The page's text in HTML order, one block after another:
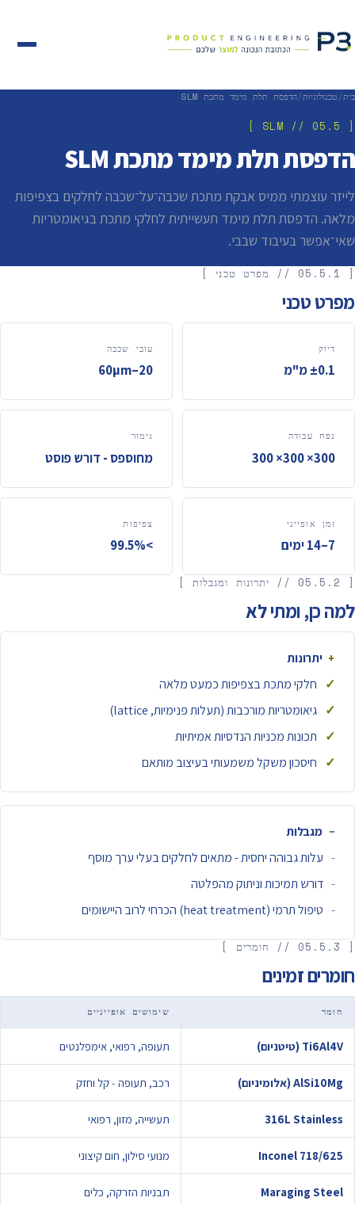
בית/טכנולוגיות/הדפסת תלת מימד מתכת SLM
[ 05.5 // SLM ]
הדפסת תלת מימד מתכת SLM
לייזר עוצמתי ממיס אבקת מתכת שכבה־על־שכבה לחלקים בצפיפות
מלאה. הדפסת תלת מימד תעשייתית לחלקי מתכת בגיאומטריות
שאי־אפשר בעיבוד שבבי.
[ 05.5.1 // מפרט טכני ]
מפרט טכני
דיוק
±0.1 מ"מ
עובי שכבה
20–60µm
נפח עבודה
300× 300× 300
גימור
מחוספס - דורש פוסט
זמן אופייני
7–14 ימים
צפיפות
>99.5%
למה כן, ומתי לא
יתרונות
חלקי מתכת בצפיפות כמעט מלאה
גיאומטריות מורכבות (תעלות פנימיות, lattice)
תכונות מכניות הנדסיות אמיתיות
חיסכון משקל משמעותי בעיצוב מותאם
מגבלות
עלות גבוהה יחסית - מתאים לחלקים בעלי ערך מוסף
דורש תמיכות וניתוק מהפלטה
טיפול תרמי (heat treatment) הכרחי לרוב היישומים
חומרים זמינים
חומר שימושים אופייניים
Ti6Al4V (טיטניום) תעופה, רפואי, אימפלנטים
AlSi10Mg (אלומיניום) רכב, תעופה - קל וחזק
316L Stainless תעשייה, מזון, רפואי
Inconel 718/625 מנועי סילון, חום קיצוני
Maraging Steel תבניות הזרקה, כלים